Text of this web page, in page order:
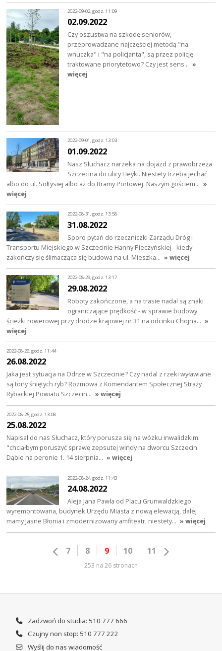
2022-09-02, godz. 11:09
02.09.2022
Czy oszustwa na szkodę seniorów,
przeprowadzane najczęściej metodą "na
wnuczka" i "na policjanta", są przez policję
traktowane priorytetowo? Czy jest sens… »
więcej
2022-09-01, godz. 13:03
01.09.2022
Nasz Słuchacz narzeka na dojazd z prawobrzeża
Szczecina do ulicy Heyki. Niestety trzeba jechać
albo do ul. Sołtysiej albo aż do Bramy Portowej. Naszym gościem… »
więcej
2022-08-31, godz. 13:58
31.08.2022
Sporo pytań do rzeczniczki Zarządu Dróg i
Transportu Miejskiego w Szczecinie Hanny Pieczyńskiej - kiedy
zakończy się ślimacząca się budowa na ul. Mieszka… » więcej
2022-08-29, godz. 13:17
29.08.2022
Roboty zakończone, a na trasie nadal są znaki
ograniczające prędkość - w sprawie budowy
ścieżki rowerowej przy drodze krajowej nr 31 na odcinku Chojna… »
więcej
2022-08-26, godz. 11:44
26.08.2022
Jaka jest sytuacja na Odrze w Szczecinie? Czy nadal z rzeki wyławiane
są tony śniętych ryb? Rozmowa z Komendantem Społecznej Straży
Rybackiej Powiatu Szczecin… » więcej
2022-08-25, godz. 13:08
25.08.2022
Napisał do nas Słuchacz, który porusza się na wózku inwalidzkim:
"chciałbym poruszyć sprawę zepsutej windy na dworcu Szczecin
Dąbie na peronie 1. 14 sierpnia… » więcej
2022-08-24, godz. 11:43
24.08.2022
Aleja Jana Pawła od Placu Grunwaldzkiego
wyremontowana, budynek Urzędu Miasta z nową elewacją, dalej
mamy Jasne Błonia i zmodernizowany amfiteatr, niestety… » więcej
7 8 9 10 11
253 na 26 stronach
Zadzwoń do studia: 510 777 666
Czujny non stop: 510 777 222
Wyślij do nas wiadomość